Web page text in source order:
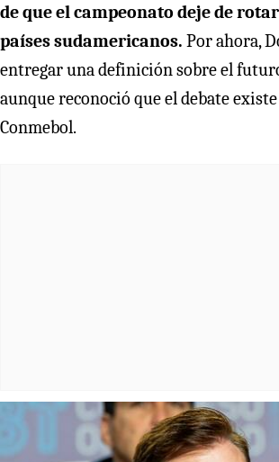
de que el campeonato deje de
países sudamericanos. Por ahora,
entregar una definición sobre el
aunque reconoció que el debate
Conmebol.